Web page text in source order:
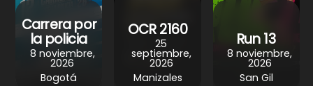
Carrera por
la policia
8 noviembre,
2026
Bogotá
OCR 2160
25
septiembre,
2026
Manizales
Run 13
8 noviembre,
2026
San Gil